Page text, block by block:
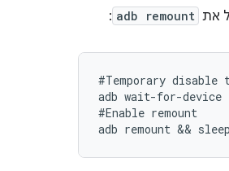
את adb remount
:
#Temporary
adb wait-for-device
#Enable remount
adb remount &&